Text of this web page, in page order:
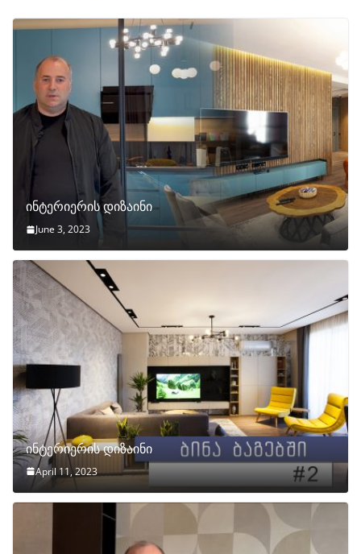
ინტერიერის დიზაინი
June 3, 2023
ინტერიერის დიზაინი
April 11, 2023